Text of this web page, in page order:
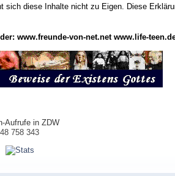
sich diese Inhalte nicht zu Eigen. Diese
www.freunde-von-net.net www.life-
Aufrufe in ZDW
48 758 343